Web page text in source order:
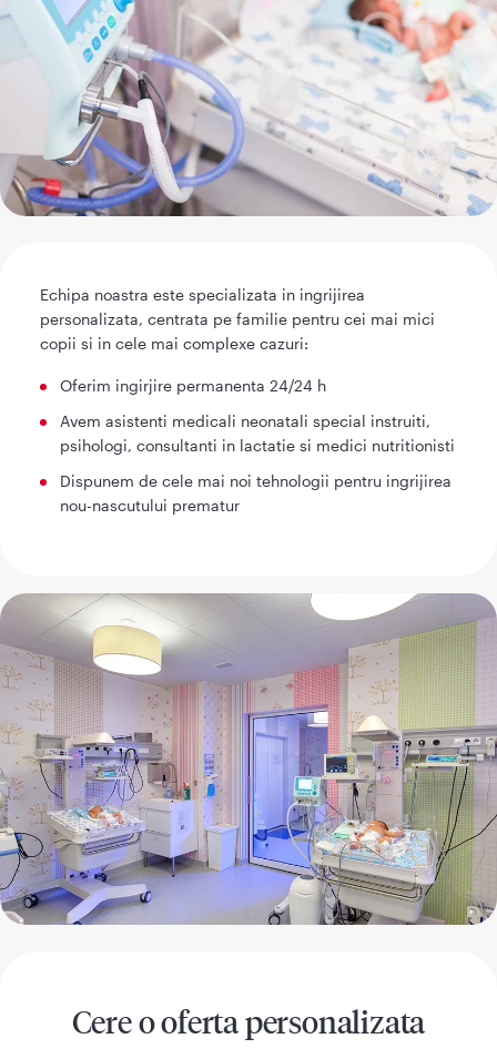
Echipa noastra este specializata in ingrijirea
personalizata, centrata pe familie pentru cei mai mici
copii si in cele mai complexe cazuri:
Oferim ingirjire permanenta 24/24 h
Avem asistenti medicali neonatali special instruiti,
psihologi, consultanti in lactatie si medici nutritionisti
Dispunem de cele mai noi tehnologii pentru ingrijirea
nou-nascutului prematur
Cere o oferta personalizata